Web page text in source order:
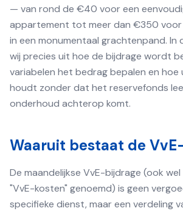
— van rond de €40 voor een
appartement tot meer dan €350
in een monumentaal grachtenpand. In
wij precies uit hoe de bijdrage wordt
variabelen het bedrag bepalen en hoe
houdt zonder dat het reservefonds
onderhoud achterop komt.
Waaruit bestaat de
De maandelijkse VvE-bijdrage (ook
"VvE-kosten" genoemd) is geen
specifieke dienst, maar een verdeling